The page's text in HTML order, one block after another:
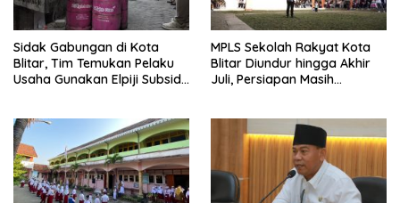
Sidak Gabungan di Kota
Blitar, Tim Temukan Pelaku
Usaha Gunakan Elpiji Subsidi
MPLS Sekolah Rakyat Kota
Blitar Diundur hingga Akhir
Juli, Persiapan Masih